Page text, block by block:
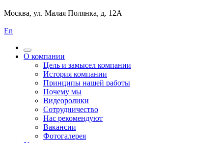
Москва, ул. Малая Полянка, д. 12А
En
О компании
Цель и замысел компании
История компании
Принципы нашей работы
Почему мы
Видеоролики
Сотрудничество
Нас рекомендуют
Вакансии
Фотогалерея